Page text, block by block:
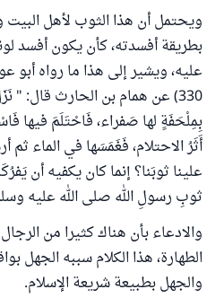
ويحتمل أن هذا الثوب لأهل
بطريقة أفسدته، كأن يكون أفسد
330) عن همام بن الحارث قال:
بِمِلْحَفَةٍ لها صَفراء، فَاحْتَلَمَ فيها
أَثَرُ الاحتلام، فَغَمَسَها في الماء
علينا ثوبَنا؟ إنما كان يكفيه أن
ثوبِ رسولِ الله صلى الله عليه
والادعاء بأن هناك كثيرا من
الطهارة، هذا الكلام سببه الجهل
والجهل بطبيعة شريعة الإسلام.